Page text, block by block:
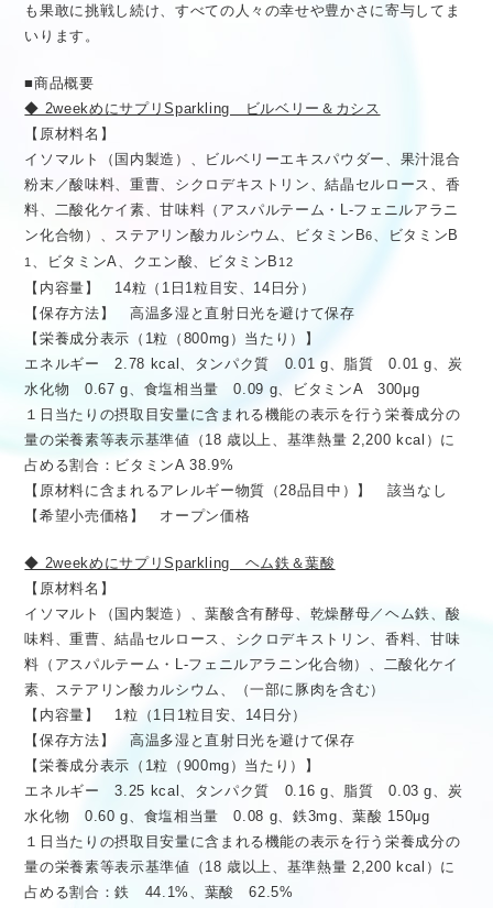
も果敢に挑戦し続け、すべての人々の幸せや豊かさに寄与してま
いります。
■商品概要
◆ 2weekめにサプリSparkling ビルベリー＆カシス
【原材料名】
イソマルト（国内製造）、ビルベリーエキスパウダー、果汁混合
粉末／酸味料、重曹、シクロデキストリン、結晶セルロース、香
料、二酸化ケイ素、甘味料（アスパルテーム・L-フェニルアラニ
ン化合物）、ステアリン酸カルシウム、ビタミンB6、ビタミンB
1 、ビタミンA、クエン酸、ビタミンB12
【内容量】 14粒（1日1粒目安、14日分）
【保存方法】 高温多湿と直射日光を避けて保存
【栄養成分表示（1粒（800mg）当たり）】
エネルギー 2.78 kcal、タンパク質 0.01 g、脂質 0.01 g、炭
水化物 0.67 g、食塩相当量 0.09 g、ビタミンA 300μg
１日当たりの摂取目安量に含まれる機能の表示を行う栄養成分の
量の栄養素等表示基準値（18 歳以上、基準熱量 2,200 kcal）に
占める割合：ビタミンA 38.9%
【原材料に含まれるアレルギー物質（28品目中）】 該当なし
【希望小売価格】 オープン価格
◆ 2weekめにサプリSparkling ヘム鉄＆葉酸
【原材料名】
イソマルト（国内製造）、葉酸含有酵母、乾燥酵母／ヘム鉄、酸
味料、重曹、結晶セルロース、シクロデキストリン、香料、甘味
料（アスパルテーム・L-フェニルアラニン化合物）、二酸化ケイ
素、ステアリン酸カルシウム、（一部に豚肉を含む）
【内容量】 1粒（1日1粒目安、14日分）
【保存方法】 高温多湿と直射日光を避けて保存
【栄養成分表示（1粒（900mg）当たり）】
エネルギー 3.25 kcal、タンパク質 0.16 g、脂質 0.03 g、炭
水化物 0.60 g、食塩相当量 0.08 g、鉄3mg、葉酸 150μg
１日当たりの摂取目安量に含まれる機能の表示を行う栄養成分の
量の栄養素等表示基準値（18 歳以上、基準熱量 2,200 kcal）に
占める割合：鉄 44.1%、葉酸 62.5%